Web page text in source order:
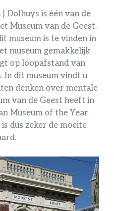
| Dolhuys is één van de
Museum van de Geest.
museum is te vinden in
museum gemakkelijk
op loopafstand van
dit museum vindt u
denken over mentale
van de Geest heeft in
Museum of the Year
dus zeker de moeite